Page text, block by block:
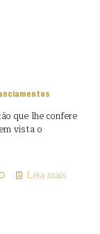
que lhe confere
vista o
Leia mais